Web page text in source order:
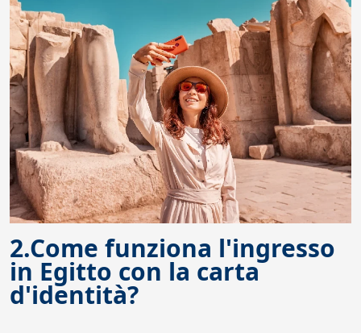
2.Come funziona l'ingresso
in Egitto con la carta
d'identità?